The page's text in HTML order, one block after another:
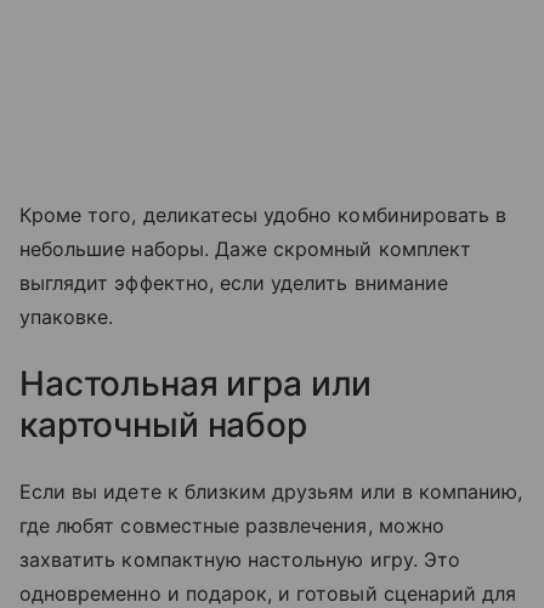
Кроме того, деликатесы удобно комбинировать в
небольшие наборы. Даже скромный комплект
выглядит эффектно, если уделить внимание
упаковке.
Настольная игра или
карточный набор
Если вы идете к близким друзьям или в компанию,
где любят совместные развлечения, можно
захватить компактную настольную игру. Это
одновременно и подарок, и готовый сценарий для